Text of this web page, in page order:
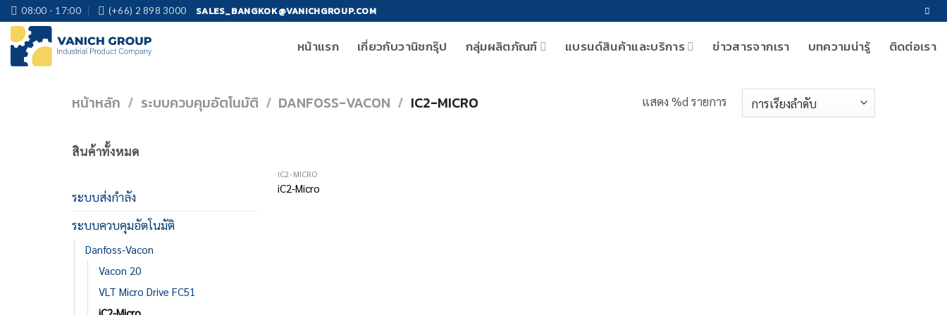
Skip
to
content
08:00 - 17:00 (+66) 2 898 3000 SALES_BANGKOK@VANICHGROUP.COM
หน้าแรก เกี่ยวกับวานิชกรุ๊ป กลุ่มผลิตภัณฑ์ แบรนด์สินค้าและบริการ ข่าวสารจากเรา บทความน่ารู้ ติดต่อเรา
หน้าหลัก / ระบบควบคุมอัตโนมัติ / DANFOSS-VACON / IC2-MICRO แสดง %d รายการ
สินค้าทั้งหมด
ระบบส่งกำลัง
ระบบควบคุมอัตโนมัติ
Danfoss-Vacon
Vacon 20
VLT Micro Drive FC51
IC2-MICRO
iC2-Micro